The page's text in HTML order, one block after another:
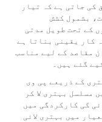
کی جاتی ہے کہ تیار
بشمول کشش
کے تحت طویل مدتی
کار یقینی بناتا ہے
مقاصد کے لیے مناسب
گئے ہیں۔
کے ذریعے پی وی
مسلسل بہتری لا کر
کی کارکردگی میں
میں بہتری لائی